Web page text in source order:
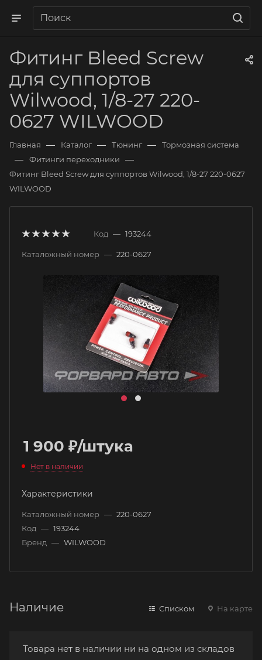
Фитинг Bleed Screw
для суппортов
Wilwood, 1/8-27 220-
0627 WILWOOD
Главная — Каталог — Тюнинг — Тормозная система
— Фитинги переходники —
Фитинг Bleed Screw для суппортов Wilwood, 1/8-27 220-0627
WILWOOD
Код — 193244
Каталожный номер — 220-0627
1 900 ₽/штука
Нет в наличии
Характеристики
Каталожный номер — 220-0627
Код — 193244
Бренд — WILWOOD
Наличие Списком На карте
Товара нет в наличии ни на одном из складов